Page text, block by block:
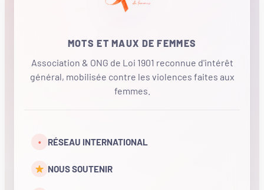
MOTS ET MAUX DE FEMMES
Association & ONG de Loi 1901 reconnue d'intérêt
général, mobilisée contre les violences faites aux
femmes.
• RÉSEAU INTERNATIONAL
NOUS SOUTENIR